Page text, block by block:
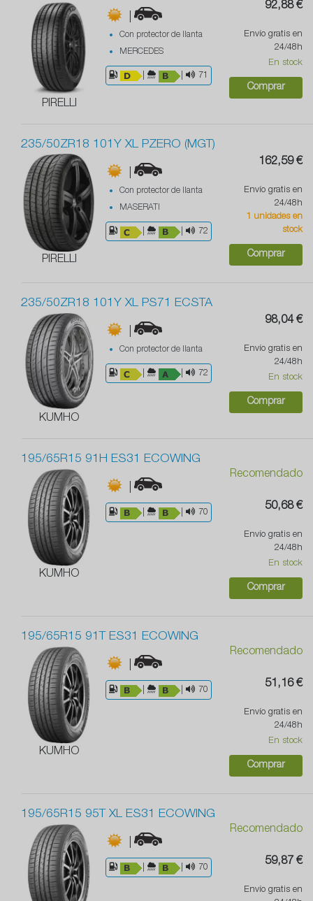
PIRELLI
|
Con protector de llanta
MERCEDES
71
92,88 €
Envío gratis en
24/48h
En stock
Comprar
235/50ZR18 101Y XL PZERO (MGT)
PIRELLI
|
Con protector de llanta
MASERATI
72
162,59 €
Envío gratis en
24/48h
1 unidades en
stock
Comprar
235/50ZR18 101Y XL PS71 ECSTA
KUMHO
|
Con protector de llanta
72
98,04 €
Envío gratis en
24/48h
En stock
Comprar
195/65R15 91H ES31 ECOWING
KUMHO
|
70
Recomendado
50,68 €
Envío gratis en
24/48h
En stock
Comprar
195/65R15 91T ES31 ECOWING
KUMHO
|
70
Recomendado
51,16 €
Envío gratis en
24/48h
En stock
Comprar
195/65R15 95T XL ES31 ECOWING
|
70
Recomendado
59,87 €
Envío gratis en